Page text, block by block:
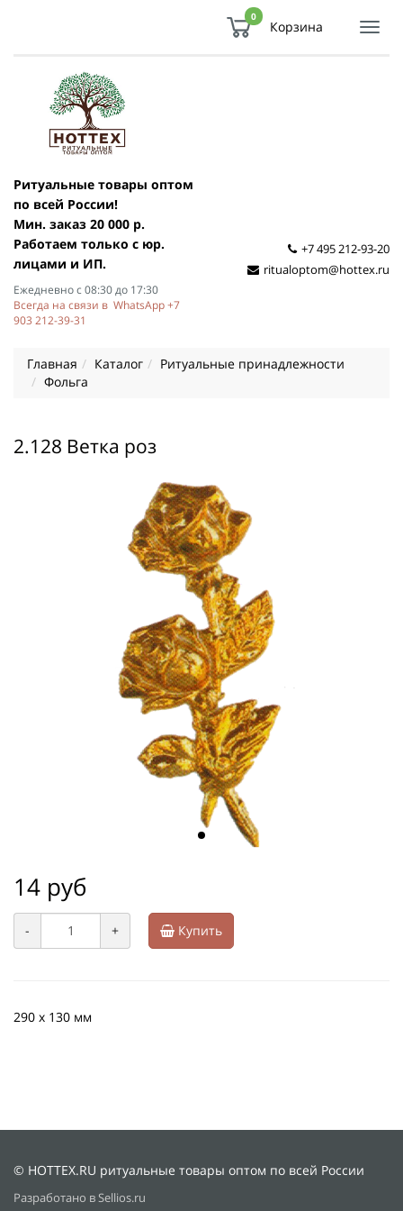
0
Корзина
Ритуальные товары оптом
по всей России!
Мин. заказ 20 000 р.
Работаем только с юр.
лицами и ИП.
Ежедневно с 08:30 до 17:30
Всегда на связи в WhatsApp +7
903 212-39-31
+7 495 212-93-20
ritualoptom@hottex.ru
Главная Каталог
Ритуальные принадлежности
Фольга
2.128 Ветка роз
14 руб
- + Купить
290 х 130 мм
© HOTTEX.RU ритуальные товары оптом по всей России
Разработано в Sellios.ru